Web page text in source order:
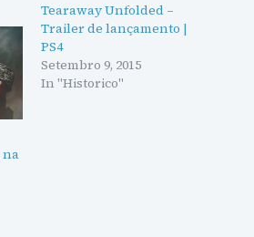
na
Tearaway Unfolded –
Trailer de lançamento |
PS4
Setembro 9, 2015
In "Historico"